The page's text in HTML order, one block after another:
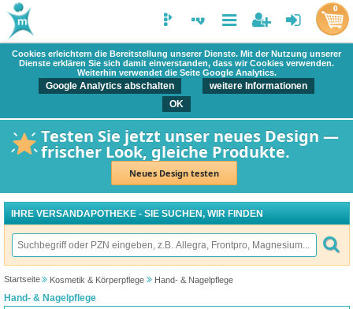
Cookies erleichtern die Bereitstellung unserer Dienste. Mit der Nutzung unserer
Dienste erklären Sie sich damit einverstanden, dass wir Cookies verwenden.
Weiterhin verwendet die Seite Google Analytics.
Google Analytics abschalten
weitere Informationen
OK
Testen Sie jetzt unser neues Design —
frischer Look, gleiche Produkte.
Neues Design testen
0
IHRE VERSANDAPOTHEKE - SIE SUCHEN, WIR FINDEN
Startseite Kosmetik & Körperpflege Hand- & Nagelpflege
Hand- & Nagelpflege